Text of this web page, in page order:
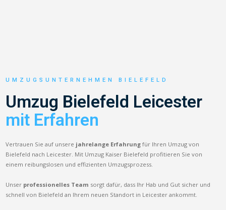
UMZUGSUNTERNEHMEN BIELEFELD
Umzug Bielefeld Leicester
mit Erfahren
Vertrauen Sie auf unsere jahrelange Erfahrung für Ihren Umzug von
Bielefeld nach Leicester. Mit Umzug Kaiser Bielefeld profitieren Sie von
einem reibungslosen und effizienten Umzugsprozess.
Unser professionelles Team sorgt dafür, dass Ihr Hab und Gut sicher und
schnell von Bielefeld an Ihrem neuen Standort in Leicester ankommt.